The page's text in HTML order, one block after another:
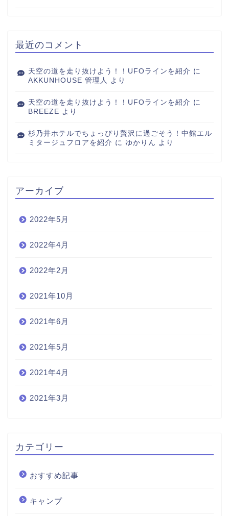
最近のコメント
天空の道を走り抜けよう！！UFOラインを紹介 に
AKKUNHOUSE 管理人 より
天空の道を走り抜けよう！！UFOラインを紹介 に
BREEZE より
杉乃井ホテルでちょっぴり贅沢に過ごそう！中館エル
ミタージュフロアを紹介 に ゆかりん より
アーカイブ
2022年5月
2022年4月
2022年2月
2021年10月
2021年6月
2021年5月
2021年4月
2021年3月
カテゴリー
おすすめ記事
キャンプ